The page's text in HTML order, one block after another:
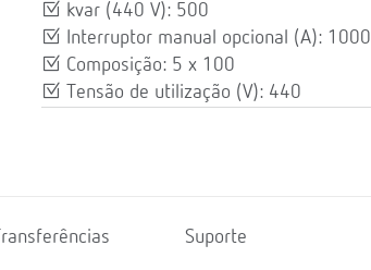
kvar (440 V): 500
Interruptor manual opcional (A): 1000
Composição: 5 x 100
Tensão de utilização (V): 440
Transferências Suporte